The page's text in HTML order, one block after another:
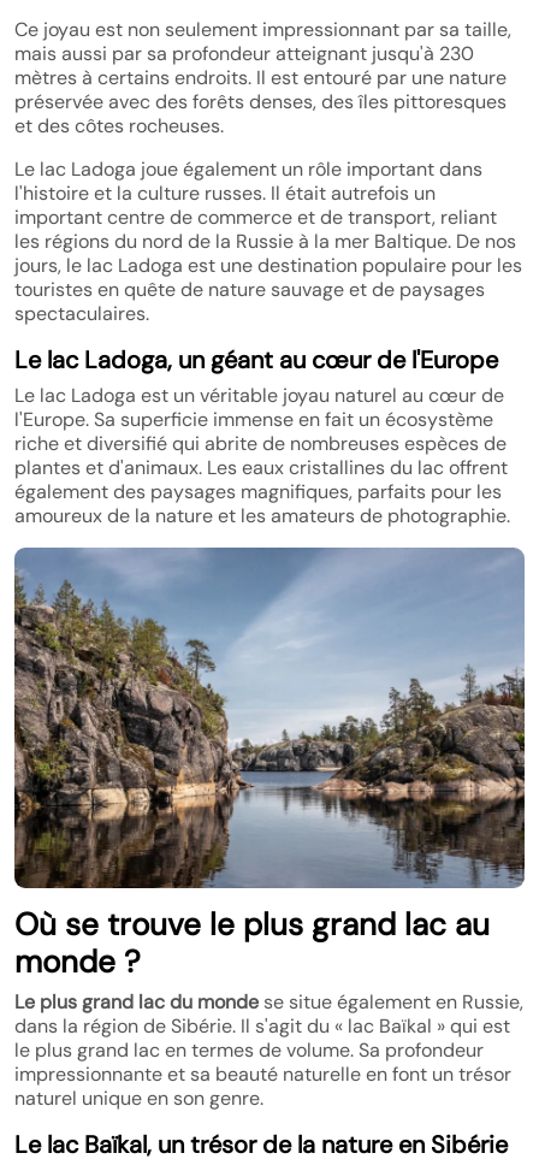
Ce joyau est non seulement impressionnant par sa taille,
mais aussi par sa profondeur atteignant jusqu'à 230
mètres à certains endroits. Il est entouré par une nature
préservée avec des forêts denses, des îles pittoresques
et des côtes rocheuses.
Le lac Ladoga joue également un rôle important dans
l'histoire et la culture russes. Il était autrefois un
important centre de commerce et de transport, reliant
les régions du nord de la Russie à la mer Baltique. De nos
jours, le lac Ladoga est une destination populaire pour les
touristes en quête de nature sauvage et de paysages
spectaculaires.
Le lac Ladoga, un géant au cœur de l'Europe
Le lac Ladoga est un véritable joyau naturel au cœur de
l'Europe. Sa superficie immense en fait un écosystème
riche et diversifié qui abrite de nombreuses espèces de
plantes et d'animaux. Les eaux cristallines du lac offrent
également des paysages magnifiques, parfaits pour les
amoureux de la nature et les amateurs de photographie.
Où se trouve le plus grand lac au
monde ?
Le plus grand lac du monde se situe également en Russie,
dans la région de Sibérie. Il s'agit du « lac Baïkal » qui est
le plus grand lac en termes de volume. Sa profondeur
impressionnante et sa beauté naturelle en font un trésor
naturel unique en son genre.
Le lac Baïkal, un trésor de la nature en Sibérie